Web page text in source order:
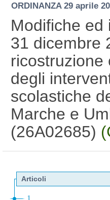
ORDINANZA 29 aprile
Modifiche ed
31 dicembre
ricostruzione
degli
scolastiche
Marche e
(26A02685)